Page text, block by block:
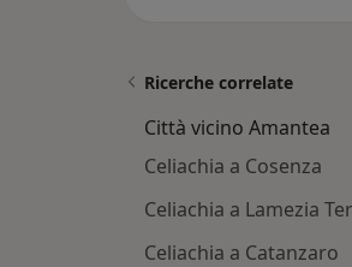
Ricerche correlate
Città vicino Amantea
Celiachia a Cosenza
Celiachia a Lamezia
Celiachia a Catanzaro